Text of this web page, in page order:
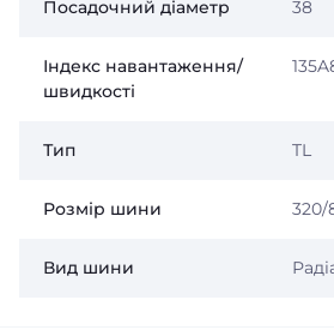
Посадочний діаметр 38
Індекс навантаження/
швидкості
Тип TL
Розмір шини 320/
Вид шини